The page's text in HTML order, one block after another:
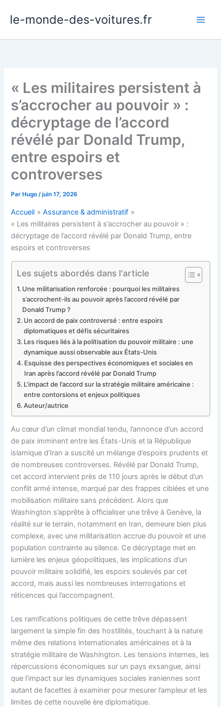
le-monde-des-voitures.fr
« Les militaires persistent à
s’accrocher au pouvoir » :
décryptage de l’accord
révélé par Donald Trump,
entre espoirs et
controverses
Par Hugo/juin 17, 2026
Accueil
Assurance & administratif
« Les militaires persistent à s’accrocher au pouvoir » :
décryptage de l’accord révélé par Donald Trump, entre
espoirs et controverses
Les sujets abordés dans l'article
Une militarisation renforcée : pourquoi les militaires
s’accrochent-ils au pouvoir après l’accord révélé par
Donald Trump ?
Un accord de paix controversé : entre espoirs
diplomatiques et défis sécuritaires
Les risques liés à la politisation du pouvoir militaire : une
dynamique aussi observable aux États-Unis
Esquisse des perspectives économiques et sociales en
Iran après l’accord révélé par Donald Trump
L’impact de l’accord sur la stratégie militaire américaine :
entre contorsions et enjeux politiques
Auteur/autrice
Au cœur d’un climat mondial tendu, l’annonce d’un accord
de paix imminent entre les États-Unis et la République
islamique d’Iran a suscité un mélange d’espoirs prudents et
de nombreuses controverses. Révélé par Donald Trump,
cet accord intervient près de 110 jours après le début d’un
conflit armé intense, marqué par des frappes ciblées et une
mobilisation militaire sans précédent. Alors que
Washington s’apprête à officialiser une trêve à Genève, la
réalité sur le terrain, notamment en Iran, demeure bien plus
complexe, avec une militarisation accrue du pouvoir et une
population contrainte au silence. Ce décryptage met en
lumière les enjeux géopolitiques, les implications d’un
pouvoir militaire solidifié, les espoirs soulevés par cet
accord, mais aussi les nombreuses interrogations et
réticences qui l’accompagnent.
Les ramifications politiques de cette trêve dépassent
largement la simple fin des hostilités, touchant à la nature
même des relations internationales américaines et à la
stratégie militaire de Washington. Les tensions internes, les
répercussions économiques sur un pays exsangue, ainsi
que l’impact sur les dynamiques sociales iraniennes sont
autant de facettes à examiner pour mesurer l’ampleur et les
limites de cette nouvelle ère diplomatique.